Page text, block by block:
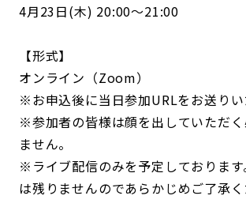
4月23日(木) 20:00～21:00
【形式】
オンライン（Zoom）
※お申込後に当日参加URLをお送りい
※参加者の皆様は顔を出していただ
ません。
※ライブ配信のみを予定しております
は残りませんのであらかじめご了承く